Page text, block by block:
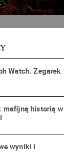
Watch. Zegarek
mafijną historią w
wyniki i